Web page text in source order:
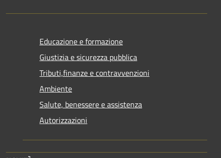
Educazione e formazione
Giustizia e sicurezza pubblica
Tributi,finanze e contravvenzioni
Ambiente
Salute, benessere e assistenza
Autorizzazioni